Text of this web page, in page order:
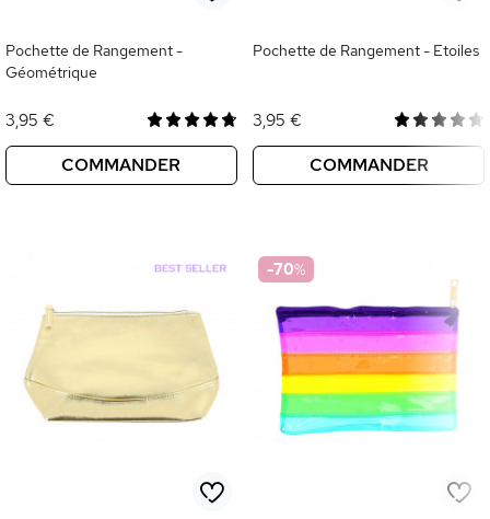
Pochette de Rangement -
Géométrique
3,95 €
COMMANDER
Pochette de Rangement - Etoiles
3,95 €
COMMANDER
-70%